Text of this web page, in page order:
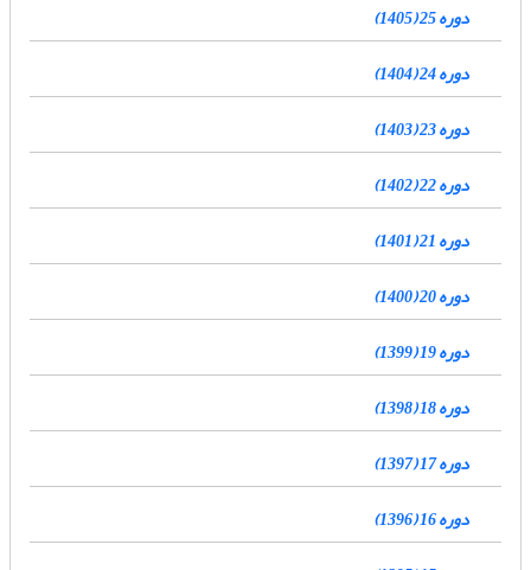
دوره 25 (1405)
دوره 24 (1404)
دوره 23 (1403)
دوره 22 (1402)
دوره 21 (1401)
دوره 20 (1400)
دوره 19 (1399)
دوره 18 (1398)
دوره 17 (1397)
دوره 16 (1396)